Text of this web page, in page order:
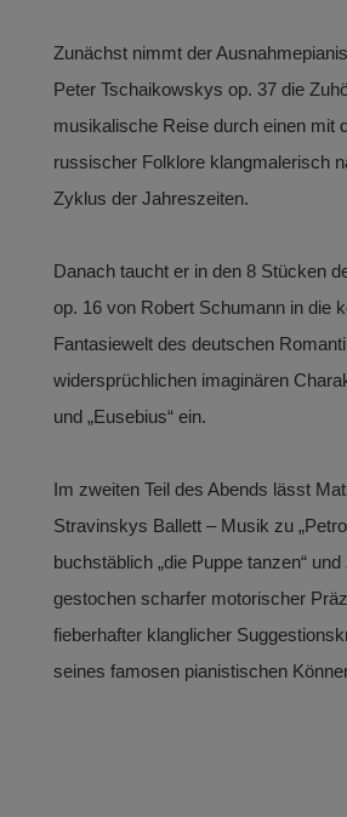
Zunächst nimmt der
Peter Tschaikowskys op. 37 die
musikalische Reise durch einen mit
russischer Folklore klangmalerisch
Zyklus der Jahreszeiten.
Danach taucht er in den 8 Stücken
op. 16 von Robert Schumann in die
Fantasiewelt des deutschen
widersprüchlichen imaginären
und „Eusebius“ ein.
Im zweiten Teil des Abends lässt
Stravinskys Ballett – Musik zu
buchstäblich „die Puppe tanzen“
gestochen scharfer motorischer
fieberhafter klanglicher
seines famosen pianistischen